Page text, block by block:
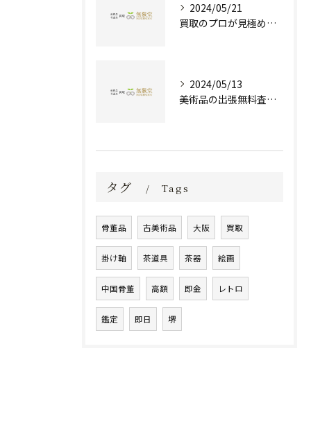
2024/05/21
買取のプロが見極める！骨董品の価値と査定とは？
2024/05/13
美術品の出張無料査定 | 一万点以上の実績で信頼の骨董品買取専門店
タグ Tags
骨董品 古美術品 大阪 買取
掛け軸 茶道具 茶器 絵画
中国骨董 高額 即金 レトロ
鑑定 即日 堺